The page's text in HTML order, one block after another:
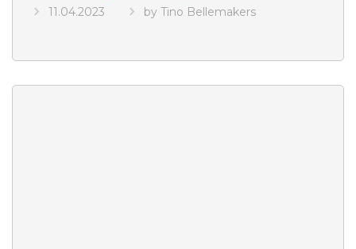
11.04.2023 by Tino Bellemakers